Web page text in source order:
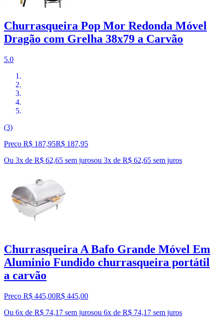
Churrasqueira Pop Mor Redonda Móvel
Dragão com Grelha 38x79 a Carvão
5.0
(3)
Preço R$ 187,95R$ 187,95
Ou 3x de R$ 62,65 sem jurosou 3x de R$ 62,65 sem juros
Churrasqueira A Bafo Grande Móvel Em
Aluminio Fundido churrasqueira portátil
a carvão
Preço R$ 445,00R$ 445,00
Ou 6x de R$ 74,17 sem jurosou 6x de R$ 74,17 sem juros